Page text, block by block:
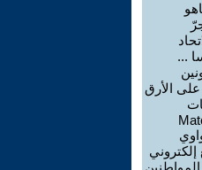
...
الأرق